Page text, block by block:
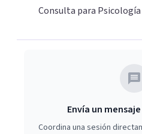
trabajar juntos en tu proceso
Consulta para Psicología
Envía un
Coordina una sesión